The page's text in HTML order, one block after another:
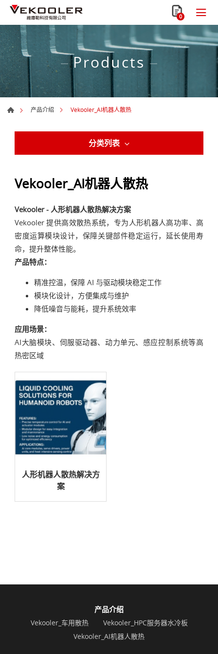
0
Products
产品介绍 Vekooler_AI机器人散热
分类列表
Vekooler_AI机器人散热
Vekooler - 人形机器人散热解决方案
Vekooler 提供高效散热系统，专为人形机器人高功率、高
密度运算模块设计，保障关键部件稳定运行，延长使用寿
命，提升整体性能。
产品特点：
精准控温，保障 AI 与驱动模块稳定工作
模块化设计，方便集成与维护
降低噪音与能耗，提升系统效率
应用场景：
AI大脑模块、伺服驱动器、动力单元、感应控制系统等高
热密区域
人形机器人散热解决方
案
产品介绍
Vekooler_车用散热
Vekooler_HPC服务器水冷板
Vekooler_AI机器人散热